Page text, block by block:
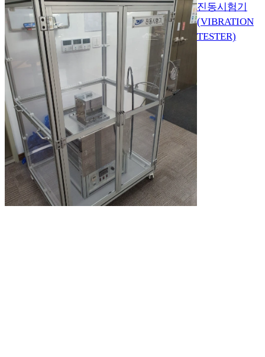
진동시험기
(VIBRATION
TESTER)